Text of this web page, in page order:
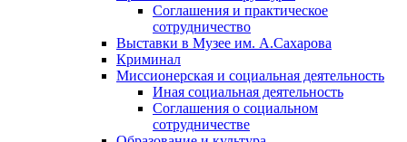
Соглашения и практическое
сотрудничество
Выставки в Музее им. А.Сахарова
Криминал
Миссионерская и социальная деятельность
Иная социальная деятельность
Соглашения о социальном
сотрудничестве